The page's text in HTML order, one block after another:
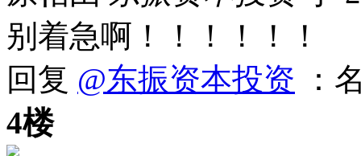
别着急啊！！！！！！
回复 @东振资本投资 ：
4楼